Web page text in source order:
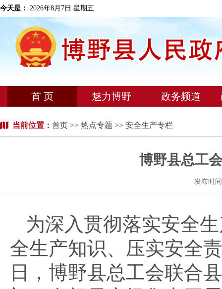
今天是： 2026年8月7日 星期五
首 页 魅力博野 政务频道
当前位置： 首页 >> 热点专题 >> 安全生产专栏
博野县总工
发布时
为深入贯彻落实安全
全生产知识、压实安全
日，博野县总工会联合